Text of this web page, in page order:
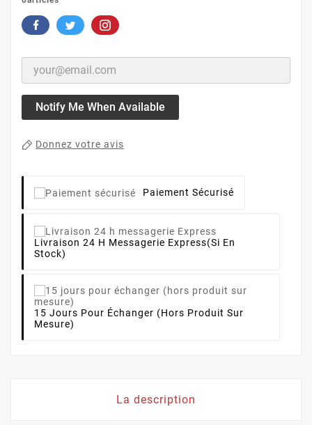
Notify Me When Available
Donnez votre avis
Paiement Sécurisé
Livraison 24 H Messagerie Express(si En
Stock)
15 Jours Pour Échanger (hors Produit Sur
Mesure)
La description